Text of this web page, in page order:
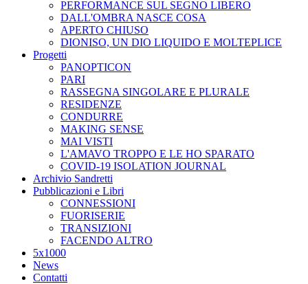
PERFORMANCE SUL SEGNO LIBERO
DALL'OMBRA NASCE COSA
APERTO CHIUSO
DIONISO, UN DIO LIQUIDO E MOLTEPLICE
Progetti
PANOPTICON
PARI
RASSEGNA SINGOLARE E PLURALE
RESIDENZE
CONDURRE
MAKING SENSE
MAI VISTI
L'AMAVO TROPPO E LE HO SPARATO
COVID-19 ISOLATION JOURNAL
Archivio Sandretti
Pubblicazioni e Libri
CONNESSIONI
FUORISERIE
TRANSIZIONI
FACENDO ALTRO
5x1000
News
Contatti